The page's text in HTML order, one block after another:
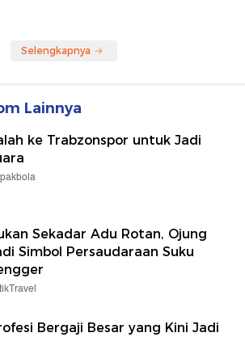
Selengkapnya
Lainnya
ke Trabzonspor untuk Jadi
Sekadar Adu Rotan, Ojung
Simbol Persaudaraan Suku
Bergaji Besar yang Kini Jadi